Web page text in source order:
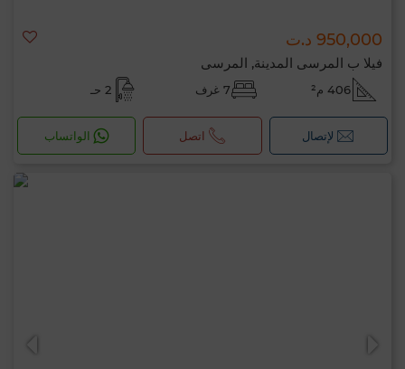
950,000 د.ت
فيلا ب المرسى المدينة, المرسى
406 م² 7 غرف 2 حـ
لإتصال اتصل الواتساب